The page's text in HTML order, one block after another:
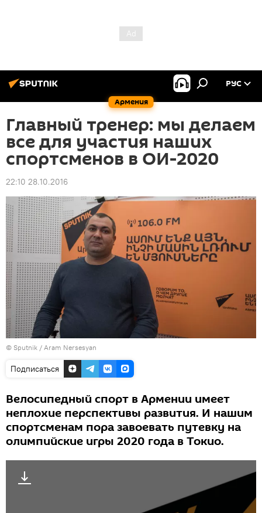
Армения
РУС
Главный тренер: мы делаем
все для участия наших
спортсменов в ОИ-2020
22:10 28.10.2016
© Sputnik / Aram Nersesyan
Подписаться
Велосипедный спорт в Армении имеет
неплохие перспективы развития. И нашим
спортсменам пора завоевать путевку на
олимпийские игры 2020 года в Токио.